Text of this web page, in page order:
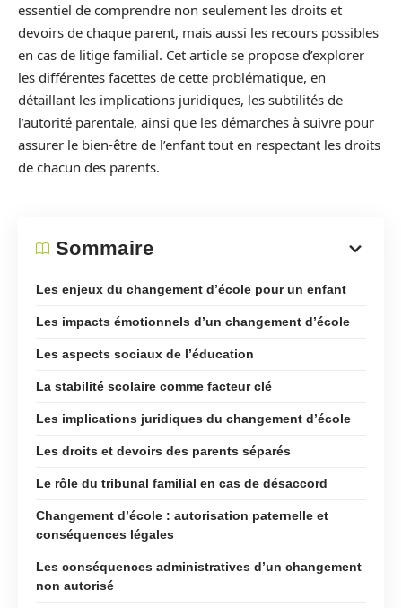
essentiel de comprendre non seulement les droits et
devoirs de chaque parent, mais aussi les recours possibles
en cas de litige familial. Cet article se propose d’explorer
les différentes facettes de cette problématique, en
détaillant les implications juridiques, les subtilités de
l’autorité parentale, ainsi que les démarches à suivre pour
assurer le bien-être de l’enfant tout en respectant les droits
de chacun des parents.
Sommaire
Les enjeux du changement d’école pour un enfant
Les impacts émotionnels d’un changement d’école
Les aspects sociaux de l’éducation
La stabilité scolaire comme facteur clé
Les implications juridiques du changement d’école
Les droits et devoirs des parents séparés
Le rôle du tribunal familial en cas de désaccord
Changement d’école : autorisation paternelle et
conséquences légales
Les conséquences administratives d’un changement
non autorisé